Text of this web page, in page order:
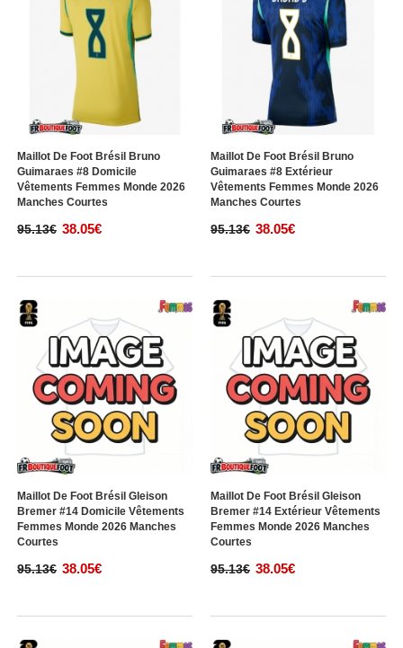
Maillot De Foot Brésil Bruno
Guimaraes #8 Domicile
Vêtements Femmes Monde 2026
Manches Courtes
95.13€ 38.05€
Maillot De Foot Brésil Bruno
Guimaraes #8 Extérieur
Vêtements Femmes Monde 2026
Manches Courtes
95.13€ 38.05€
Maillot De Foot Brésil Gleison
Bremer #14 Domicile Vêtements
Femmes Monde 2026 Manches
Courtes
95.13€ 38.05€
Maillot De Foot Brésil Gleison
Bremer #14 Extérieur Vêtements
Femmes Monde 2026 Manches
Courtes
95.13€ 38.05€